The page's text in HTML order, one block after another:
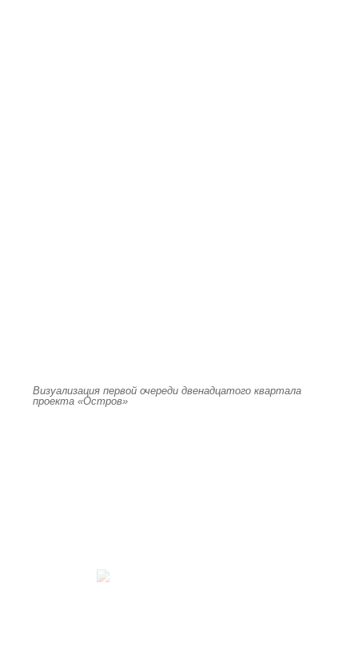
Визуализация первой очереди двенадцатого квартала
проекта «Остров»